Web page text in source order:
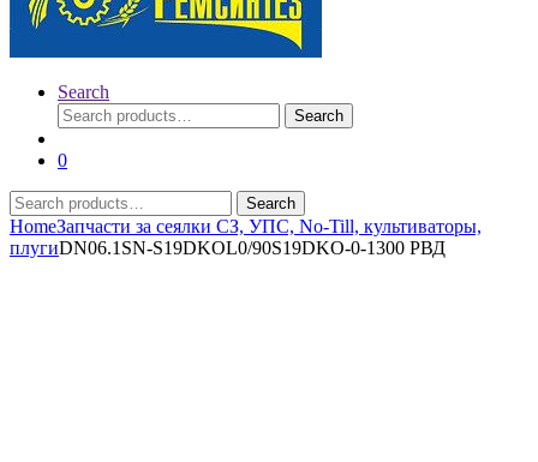
Search
Search
for:
Search
0
Search
for:
Search
HomeЗапчасти за сеялки СЗ, УПС, No-Till, культиваторы,
плугиDN06.1SN-S19DKOL0/90S19DKO-0-1300 РВД